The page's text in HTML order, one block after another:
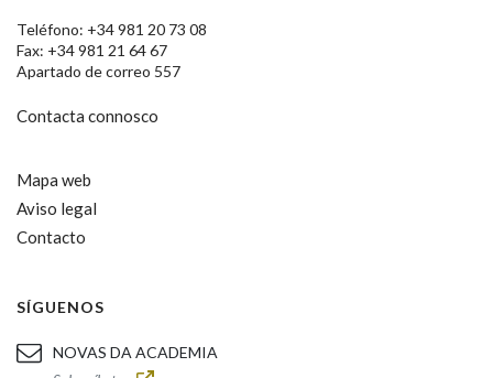
Teléfono: +34 981 20 73 08
Fax: +34 981 21 64 67
Apartado de correo 557
Contacta connosco
Mapa web
Aviso legal
Contacto
SÍGUENOS
NOVAS DA ACADEMIA